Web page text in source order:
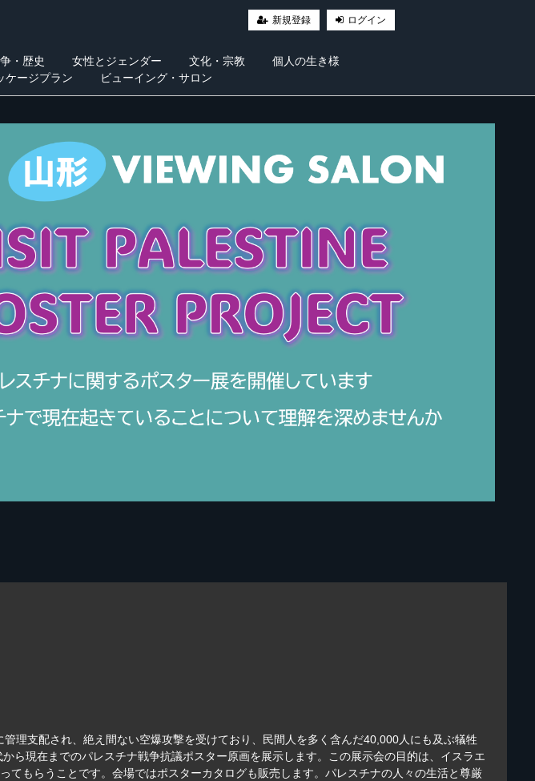
新規登録 ログイン
・歴史 女性とジェンダー 文化・宗教
個人の生き様
ケージプラン ビューイング・サロン
理支配され、絶え間ない空爆攻撃を受けており、民間人を多く含んだ40,000人にも及ぶ犠牲
ら現在までのパレスチナ戦争抗議ポスター原画を展示します。この展示会の目的は、イスラエ
もらうことです。会場ではポスターカタログも販売します。パレスチナの人々の生活と尊厳